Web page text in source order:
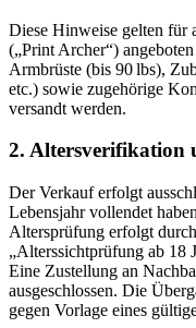
Diese Hinweise gelten für
(„Print Archer“)
Armbrüste (bis 90 lbs),
etc.) sowie zugehörige
versandt werden.
2. Altersverifikation
Der Verkauf erfolgt
Lebensjahr vollendet
Altersprüfung erfolgt
„Alterssichtprüfung ab 18
Eine Zustellung an
ausgeschlossen. Die
gegen Vorlage eines